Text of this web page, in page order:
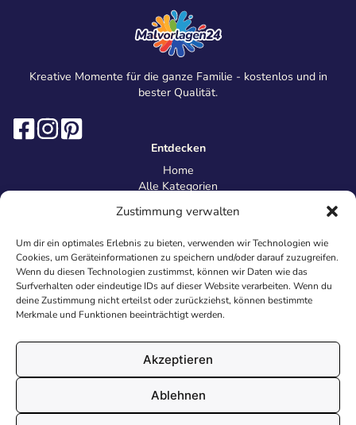
Zustimmung verwalten
Um dir ein optimales Erlebnis zu bieten, verwenden wir Technologien wie
Cookies, um Geräteinformationen zu speichern und/oder darauf zuzugreifen.
Wenn du diesen Technologien zustimmst, können wir Daten wie das
Surfverhalten oder eindeutige IDs auf dieser Website verarbeiten. Wenn du
deine Zustimmung nicht erteilst oder zurückziehst, können bestimmte
Merkmale und Funktionen beeinträchtigt werden.
Akzeptieren
Ablehnen
Kreative Momente für die ganze Familie - kostenlos und in
bester Qualität.
Entdecken
Home
Alle Kategorien
Information
Über uns
Kontakt
Inhaltsrichtlinien
Recht & Datenschutz
Impressum
AGB
Cookies